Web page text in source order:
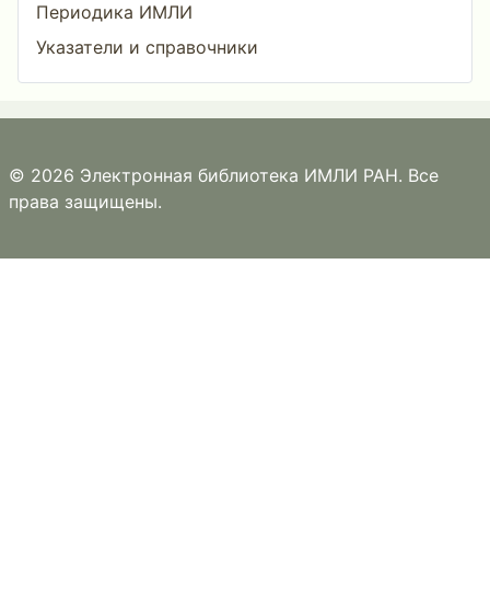
Периодика ИМЛИ
Указатели и справочники
© 2026 Электронная библиотека ИМЛИ РАН. Все
права защищены.